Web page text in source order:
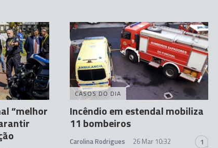
“melhor
CASOS DO DIA
Incêndio em estendal mobiliza
11 bombeiros
Carolina Rodrigues 26 Mar 10:32 1